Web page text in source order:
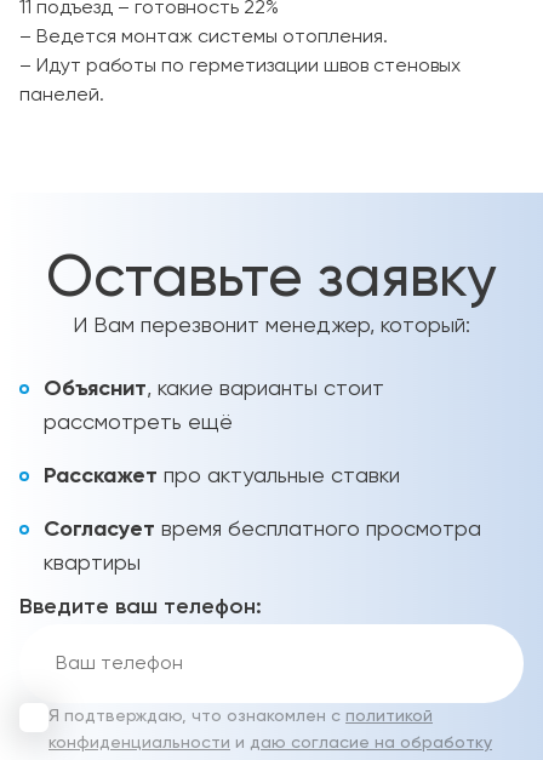
11 подъезд – готовность 22%
– Ведется монтаж системы отопления.
– Идут работы по герметизации швов стеновых
панелей.
Оставьте заявку
И Вам перезвонит менеджер, который:
Объяснит, какие варианты стоит
рассмотреть ещё
Расскажет про актуальные ставки
Согласует время бесплатного просмотра
квартиры
Введите ваш телефон:
Я подтверждаю, что ознакомлен с политикой
конфиденциальности и даю согласие на обработку